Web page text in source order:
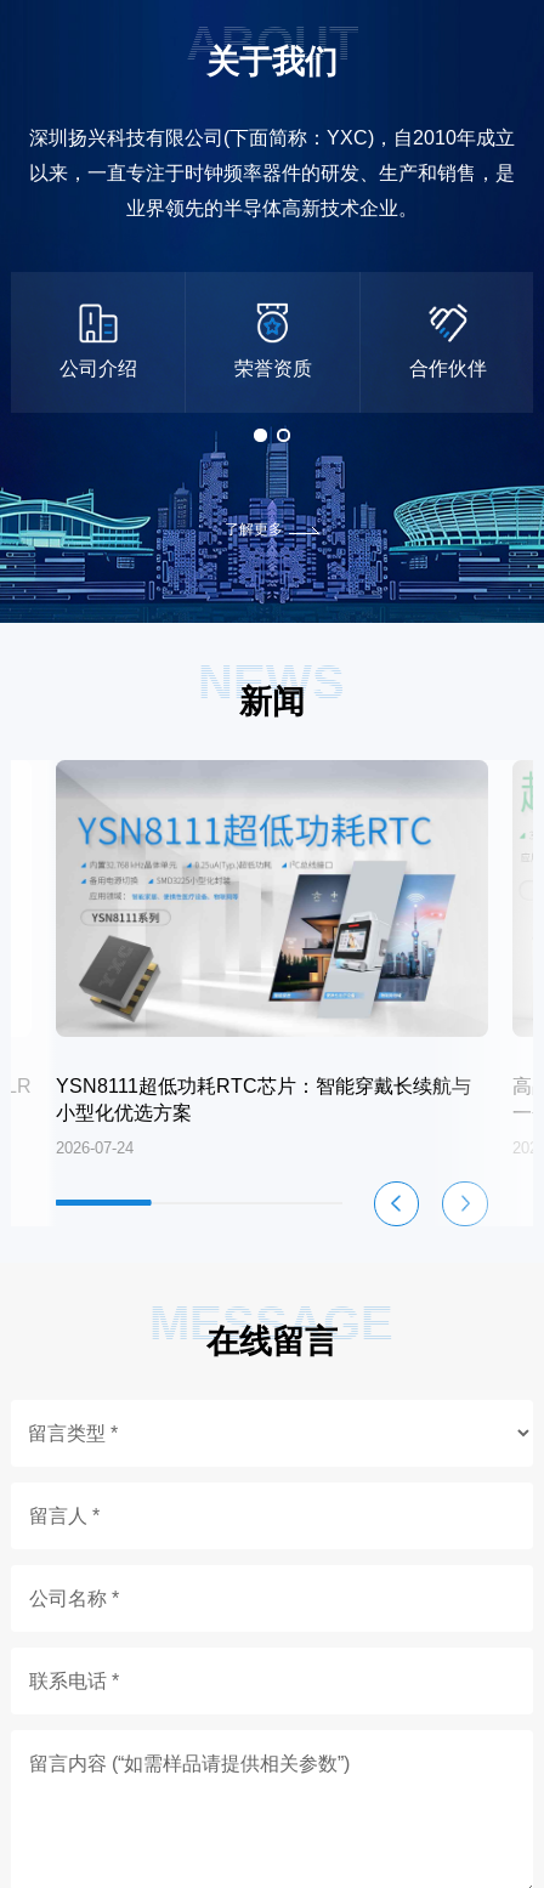
ABOUT
关于我们
深圳扬兴科技有限公司(下面简称：YXC)，自2010年成立
以来，一直专注于时钟频率器件的研发、生产和销售，是
业界领先的半导体高新技术企业。
公司介绍 荣誉资质 合作伙伴
了解更多
NEWS
新闻
YSN8111超低功耗RTC芯片：智能穿戴长续航与
小型化优选方案
2026-07-24
高
一
MESSAGE
在线留言
留言人 *
公司名称 *
联系电话 *
留言内容 (“如需样品请提供相关参数”)